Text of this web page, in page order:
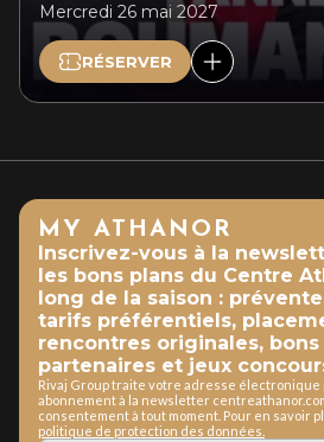
Mercredi 26 mai 2027
RÉSERVER
MY ATHANOR
Inscrivez-vous à la
les bons plans du Centre
long de la saison :
tarifs préférentiels,
rencontres originales, bons
partenaires et jeux
Rivaj Group traite votre adresse électronique
abonnement à la newsletter
consentement à tout moment. Pour en savoir
politique de protection des données.